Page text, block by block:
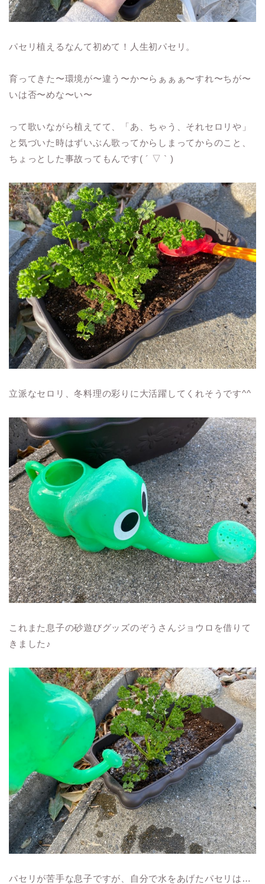
パセリ植えるなんて初めて！人生初パセリ。
育ってきた〜環境が〜違う〜か〜らぁぁぁ〜すれ〜ちが〜
いは否〜めな〜い〜
って歌いながら植えてて、「あ、ちゃう、それセロリや」
と気づいた時はずいぶん歌ってからしまってからのこと、
ちょっとした事故ってもんです( ´ ▽ ` )
立派なセロリ、冬料理の彩りに大活躍してくれそうです^^
これまた息子の砂遊びグッズのぞうさんジョウロを借りて
きました♪
パセリが苦手な息子ですが、自分で水をあげたパセリは…